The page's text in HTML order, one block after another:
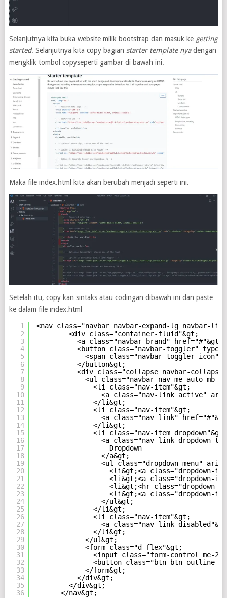
Selanjutnya kita buka website milik bootstrap dan masuk ke getting
started. Selanjutnya kita copy bagian starter template nyadengan
mengklik tombol copyseperti gambar di bawah ini.
Maka file index.html kita akan berubah menjadi seperti ini.
Setelah itu, copy kan sintaks atau codingan dibawah ini dan paste
ke dalam file index.html
1
2
3
4
5
6
7
8
9
10
11
12
13
14
15
16
17
18
19
20
21
22
23
24
25
26
27
28
29
30
31
32
33
34
35
36
<nav class="navbar navbar-expand-lg navbar-
<div class="container-fluid"&gt;
<a class="navbar-brand"
<button class="navbar-toggler"
<span class="navbar-toggler-
</button&gt;
<div class="collapse navbar-
<ul class="navbar-nav me-auto mb-
<li class="nav-item"&gt;
<a class="nav-link active"
</li&gt;
<li class="nav-item"&gt;
<a class="nav-link"
</li&gt;
<li class="nav-item dropdown"&gt;
<a class="nav-link dropdown-
Dropdown
</a&gt;
<ul class="dropdown-menu"
<li&gt;<a class="dropdown-
<li&gt;<a class="dropdown-
<li&gt;<hr
<li&gt;<a class="dropdown-
</ul&gt;
</li&gt;
<li class="nav-item"&gt;
<a class="nav-link
</li&gt;
</ul&gt;
<form class="d-flex"&gt;
<input class="form-control me-2"
<button class="btn btn-outline-
</form&gt;
</div&gt;
</div&gt;
</nav&gt;